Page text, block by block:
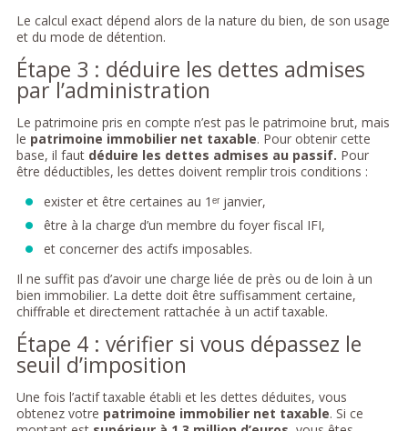
Le calcul exact dépend alors de la nature du bien, de son usage
et du mode de détention.
Étape 3 : déduire les dettes admises
par l’administration
Le patrimoine pris en compte n’est pas le patrimoine brut, mais
le patrimoine immobilier net taxable. Pour obtenir cette
base, il faut déduire les dettes admises au passif. Pour
être déductibles, les dettes doivent remplir trois conditions :
exister et être certaines au 1ᵉʳ janvier,
être à la charge d’un membre du foyer fiscal IFI,
et concerner des actifs imposables.
Il ne suffit pas d’avoir une charge liée de près ou de loin à un
bien immobilier. La dette doit être suffisamment certaine,
chiffrable et directement rattachée à un actif taxable.
Étape 4 : vérifier si vous dépassez le
seuil d’imposition
Une fois l’actif taxable établi et les dettes déduites, vous
obtenez votre patrimoine immobilier net taxable. Si ce